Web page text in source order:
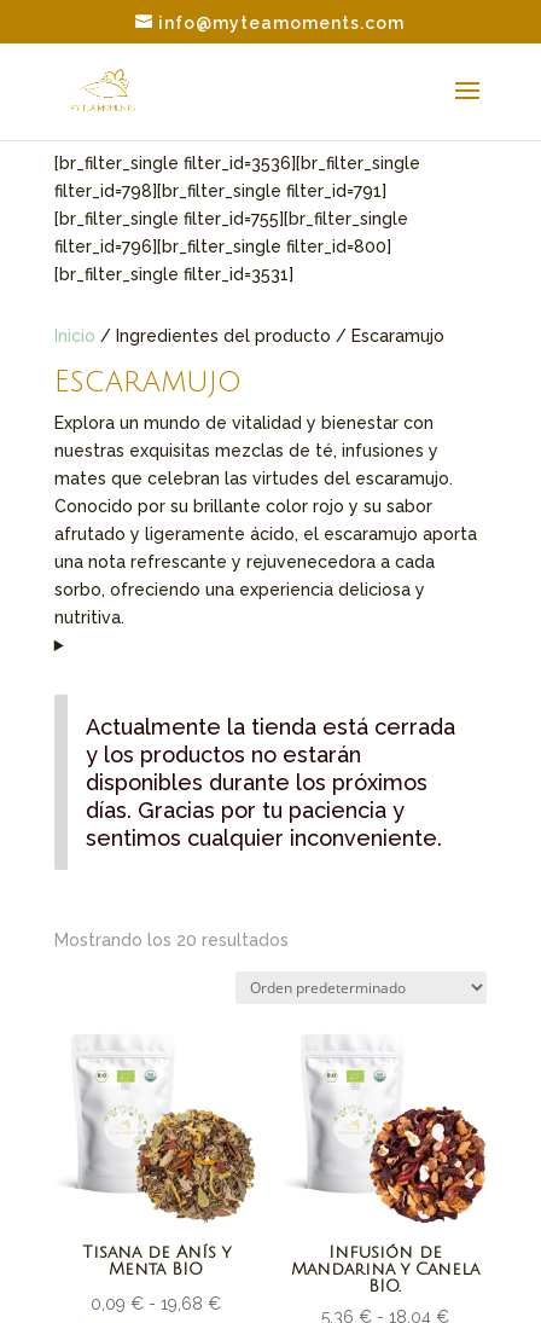
info@myteamoments.com
Inicio / Ingredientes del producto / Escaramujo
Escaramujo
Explora un mundo de vitalidad y bienestar con
nuestras exquisitas mezclas de té, infusiones y
mates que celebran las virtudes del escaramujo.
Conocido por su brillante color rojo y su sabor
afrutado y ligeramente ácido, el escaramujo aporta
una nota refrescante y rejuvenecedora a cada
sorbo, ofreciendo una experiencia deliciosa y
nutritiva.
Actualmente la tienda está cerrada
y los productos no estarán
disponibles durante los próximos
días. Gracias por tu paciencia y
sentimos cualquier inconveniente.
Mostrando los 20 resultados
Tisana de Anís y
Menta BIO
0,09€ - 19,68€Rango
Infusión de
Mandarina y Canela
BIO.
5,36 € - 18,04 €Rango
[br_filter_single filter_id=3536][br_filter_single
filter_id=798][br_filter_single filter_id=791]
[br_filter_single filter_id=755][br_filter_single
filter_id=796][br_filter_single filter_id=800]
[br_filter_single filter_id=3531]